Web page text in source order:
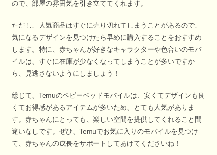
ので、部屋の雰囲気を引き立ててくれます。
ただし、人気商品はすぐに売り切れてしまうことがあるので、
気になるデザインを見つけたら早めに購入することをおすすめ
します。特に、赤ちゃんが好きなキャラクターや色合いのモバ
イルは、すぐに在庫が少なくなってしまうことが多いですか
ら、見逃さないようにしましょう！
総じて、Temuのベビーベッドモバイルは、安くてデザインも良
くてお得感があるアイテムが多いため、とても人気がありま
す。赤ちゃんにとっても、楽しい空間を提供してくれること間
違いなしです。ぜひ、Temuでお気に入りのモバイルを見つけ
て、赤ちゃんの成長をサポートしてあげてくださいね！